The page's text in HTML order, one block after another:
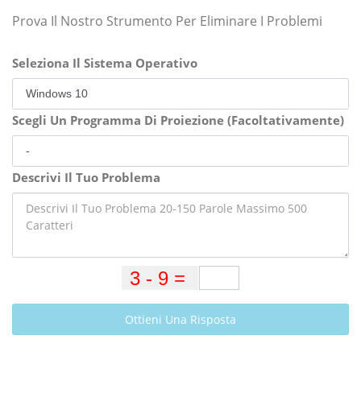
Prova Il Nostro Strumento Per Eliminare I Problemi
Seleziona Il Sistema Operativo
Scegli Un Programma Di Proiezione (Facoltativamente)
Descrivi Il Tuo Problema
Ottieni Una Risposta